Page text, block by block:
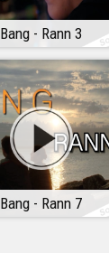
Bang - Rann 3
Bang - Rann 7